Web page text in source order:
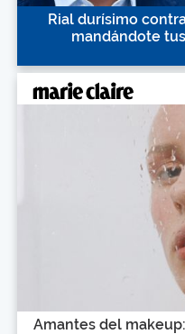
Rial durísimo
mandándote
Amantes del